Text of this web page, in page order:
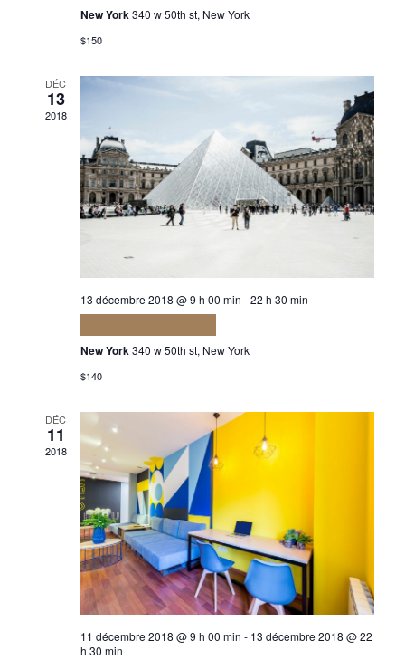
New York340 w 50th st, New York
$150
DÉC
13
2018
13 décembre 2018 @ 9 h 00 min -22 h 30 min
New York340 w 50th st, New York
$140
DÉC
11
2018
11 décembre 2018 @ 9 h 00 min - 13 décembre 2018 @ 22
h 30 min